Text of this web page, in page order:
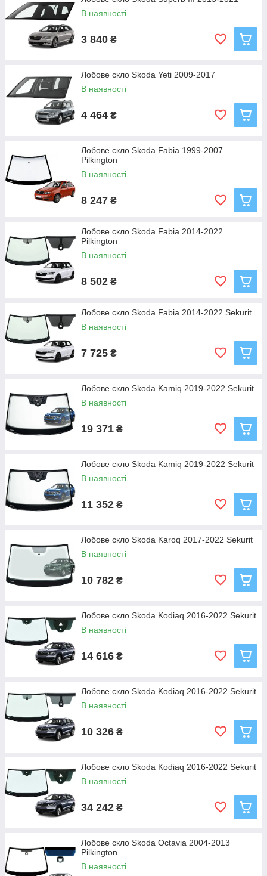
В наявності
3 840 ₴
Лобове скло Skoda Yeti 2009-2017
В наявності
4 464 ₴
Лобове скло Skoda Fabia 1999-2007
Pilkington
В наявності
8 247 ₴
Лобове скло Skoda Fabia 2014-2022
Pilkington
В наявності
8 502 ₴
Лобове скло Skoda Fabia 2014-2022 Sekurit
В наявності
7 725 ₴
Лобове скло Skoda Kamiq 2019-2022 Sekurit
В наявності
19 371 ₴
Лобове скло Skoda Kamiq 2019-2022 Sekurit
В наявності
11 352 ₴
Лобове скло Skoda Karoq 2017-2022 Sekurit
В наявності
10 782 ₴
Лобове скло Skoda Kodiaq 2016-2022 Sekurit
В наявності
14 616 ₴
Лобове скло Skoda Kodiaq 2016-2022 Sekurit
В наявності
10 326 ₴
Лобове скло Skoda Kodiaq 2016-2022 Sekurit
В наявності
34 242 ₴
Лобове скло Skoda Octavia 2004-2013
Pilkington
В наявності